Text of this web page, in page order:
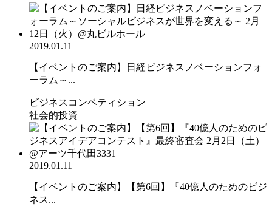
2019.01.11
【イベントのご案内】日経ビジネスノベーションフォ
ーラム～...
ビジネスコンペティション
社会的投資
2019.01.11
【イベントのご案内】【第6回】『40億人のためのビジ
ネス...